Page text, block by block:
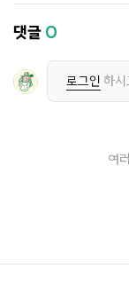
댓글 0
로그인 하
여